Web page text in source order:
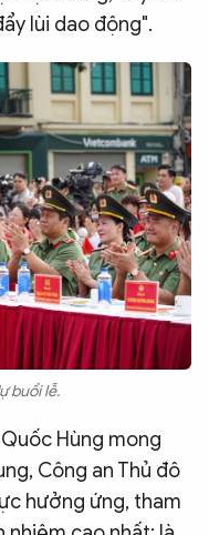
lùi dao động".
buổi lễ.
Hùng mong
Công an Thủ đô
hưởng ứng, tham